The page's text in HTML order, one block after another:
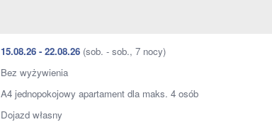
15.08.26 - 22.08.26 (sob. - sob., 7 nocy)
Bez wyżywienia
A4 jednopokojowy apartament dla maks. 4 osób
Dojazd własny